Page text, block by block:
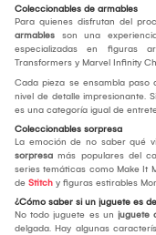
Coleccionables de armables
Para quienes disfrutan del
armables son una
especializadas en figuras
Transformers y Marvel Infinity
Cada pieza se ensambla
nivel de detalle impresionante.
es una categoría igual de
Coleccionables sorpresa
La emoción de no saber qué
sorpresa más populares del
series temáticas como Make It
de Stitch y figuras estirables
¿Cómo saber si un juguete es
No todo juguete es un juguete
delgada. Hay algunas